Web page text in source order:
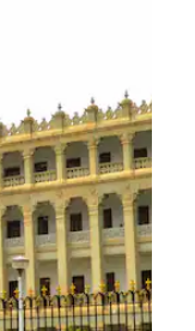
en faisant glisser.